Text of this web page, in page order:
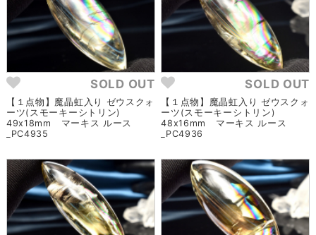
SOLD OUT
【１点物】魔晶虹入り ゼウスクォ
ーツ(スモーキーシトリン)
49x18mm マーキス ルース
_PC4935
SOLD OUT
【１点物】魔晶虹入り ゼウスクォ
ーツ(スモーキーシトリン)
48x16mm マーキス ルース
_PC4936